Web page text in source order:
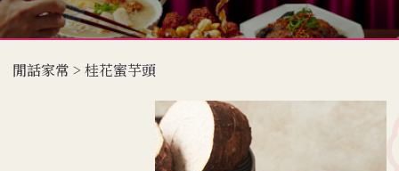
閒話家常 > 桂花蜜芋頭